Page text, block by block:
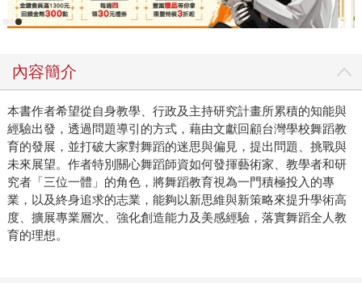
內容簡介
本書作者希望從自身教學、行政及主持研究計畫所累積的知能與
經驗出發，透過問題導引的方式，藉由文獻回顧台灣學校舞蹈教
育的發展，並打破大家對舞蹈的迷思與偏見，提出問題、挑戰與
未來展望。作者特別關心舞蹈師資如何發揮藝術家、教學者和研
究者「三位一體」的角色，將舞蹈教育視為一門積極投入的專
業，以及終身追求的志業，能夠以新思維與新策略來提升學術高
度、擴展專業層次、強化創造能力及美感經驗，落實舞蹈全人教
育的理想。